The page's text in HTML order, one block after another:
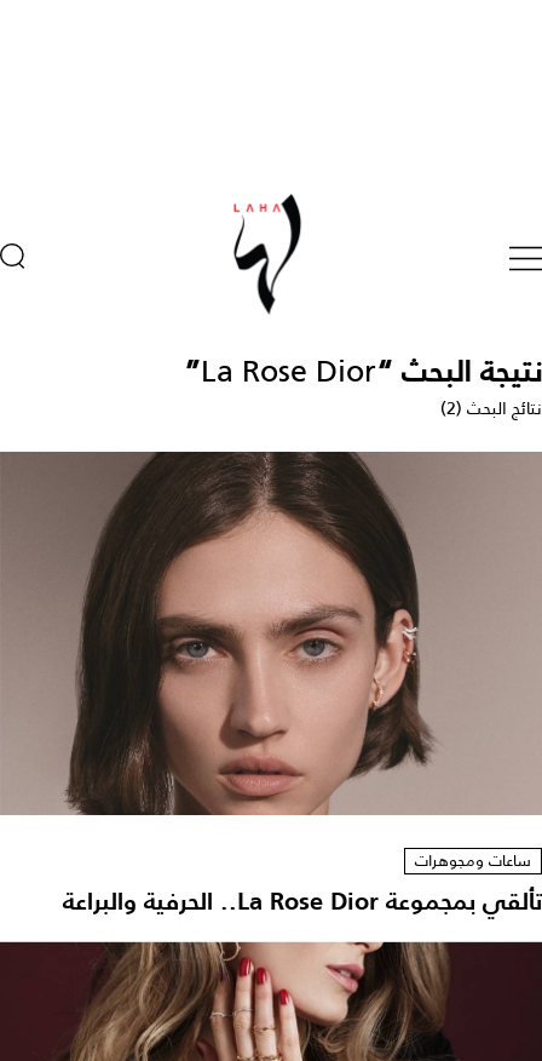
نتيجة البحث “La Rose Dior
”
نتائج البحث (2)
ساعات ومجوهرات
تألقي بمجموعة La Rose Dior.. الحرفية والبراعة